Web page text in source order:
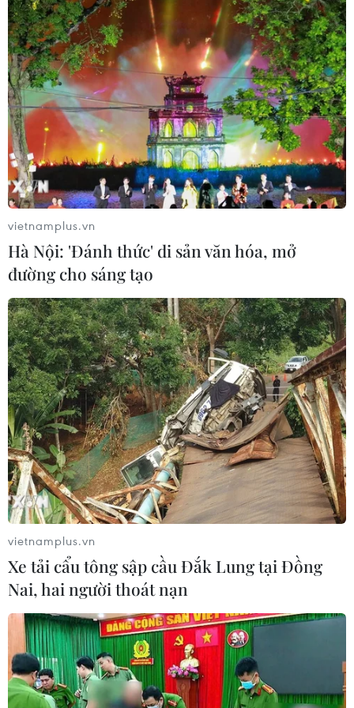
Nhận định Việt Nam vs Indonesia:
Chờ kỳ tích ngay tại 'chảo lửa'
Pakansari
02/08/2026 14:04
HLV Kim Sang Sik: 'Tuyển Việt Nam
đặt mục tiêu giành 3 điểm ngay trên
sân Indonesia'
Cục diện ASEAN Cup 2026: Kịch bản
đưa đội tuyển Việt Nam vào bán kết
02/08/2026 02:56
Đội tuyển Futsal Việt Nam gây bất
ngờ trước đội xếp hạng 7 thế giới
01/08/2026 14:55
Xem trực tiếp trận Thái Lan-
Malaysia tại ASEAN Cup 2026 trên
01/08/2026 08:41
Đình Bắc gây thất vọng trước
Singapore, điều gì đang xảy ra với
tuyển Việt Nam?
01/08/2026 03:00
vietnamplus.vn
Hà Nội: 'Đánh thức' di sản văn hóa, mở
đường cho sáng tạo
vietnamplus.vn
Xe tải cẩu tông sập cầu Đắk Lung tại Đồng
Nai, hai người thoát nạn